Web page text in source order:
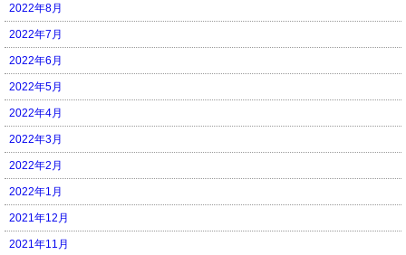
2022年8月
2022年7月
2022年6月
2022年5月
2022年4月
2022年3月
2022年2月
2022年1月
2021年12月
2021年11月